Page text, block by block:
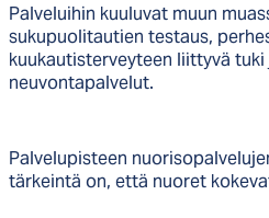
Palveluihin kuuluvat muun
sukupuolitautien testaus,
kuukautisterveyteen liittyvä tuki
neuvontapalvelut.
Palvelupisteen
tärkeintä on, että nuoret